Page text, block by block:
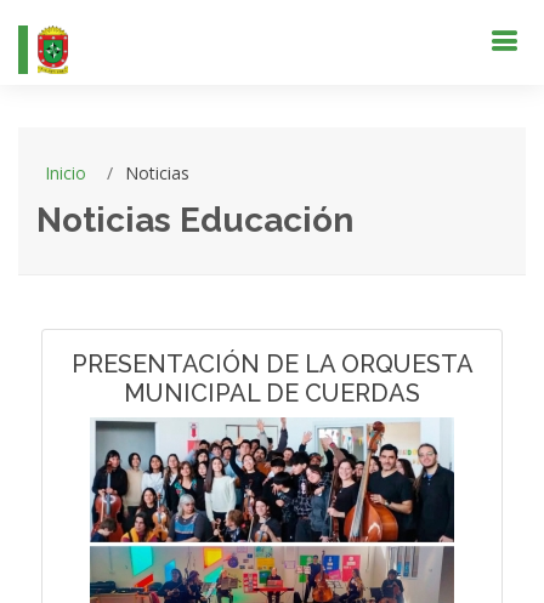
Inicio Noticias
Noticias Educación
PRESENTACIÓN DE LA ORQUESTA
MUNICIPAL DE CUERDAS